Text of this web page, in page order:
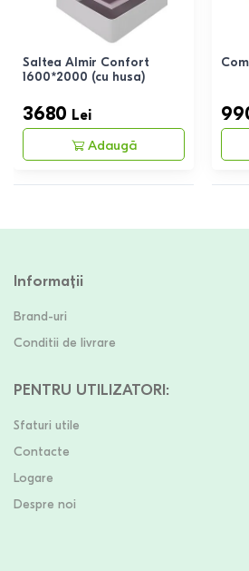
Saltea Almir Confort
1600*2000 (cu husa)
3680 Lei
Adaugă
Informații
Brand-uri
Conditii de livrare
PENTRU UTILIZATORI:
Sfaturi utile
Contacte
Logare
Despre noi